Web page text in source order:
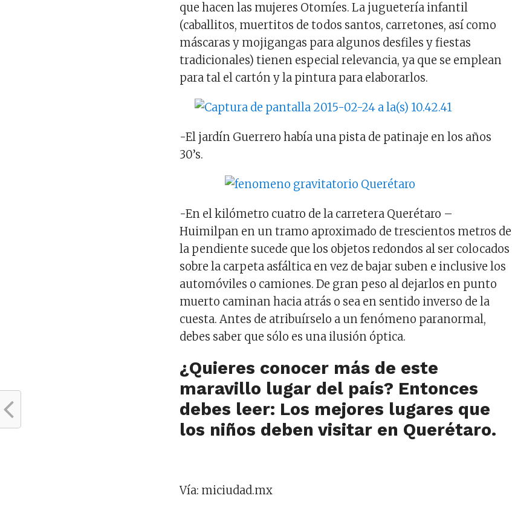
que hacen las mujeres Otomíes. La juguetería infantil
(caballitos, muertitos de todos santos, carretones, así como
máscaras y mojigangas para algunos desfiles y fiestas
tradicionales) tienen especial relevancia, ya que se emplean
para tal el cartón y la pintura para elaborarlos.
-El jardín Guerrero había una pista de patinaje en los años
30’s.
-En el kilómetro cuatro de la carretera Querétaro –
Huimilpan en un tramo aproximado de trescientos metros de
la pendiente sucede que los objetos redondos al ser colocados
sobre la carpeta asfáltica en vez de bajar suben e inclusive los
automóviles o camiones. De gran peso al dejarlos en punto
muerto caminan hacia atrás o sea en sentido inverso de la
cuesta. Antes de atribuírselo a un fenómeno paranormal,
debes saber que sólo es una ilusión óptica.
¿Quieres conocer más de este
maravillo lugar del país? Entonces
debes leer: Los mejores lugares que
los niños deben visitar en Querétaro.
Vía: miciudad.mx